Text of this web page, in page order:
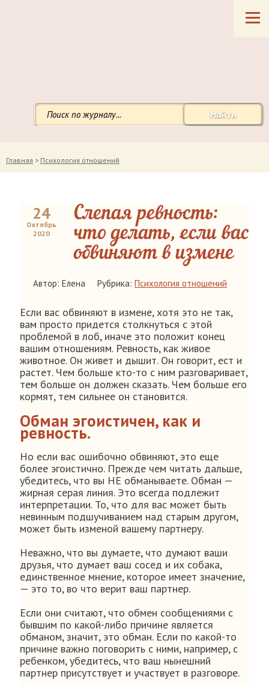
Найти
Главная > Психология отношений
24
Октябрь
2020
Слепая ревность:
что делать, если вас
обвиняют в измене
Автор: Елена Рубрика: Психология отношений
Если вас обвиняют в измене, хотя это не так,
вам просто придется столкнуться с этой
проблемой в лоб, иначе это положит конец
вашим отношениям. Ревность, как живое
животное. Он живет и дышит. Он говорит, ест и
растет. Чем больше кто-то с ним разговаривает,
тем больше он должен сказать. Чем больше его
кормят, тем сильнее он становится.
Обман эгоистичен, как и
ревность.
Но если вас ошибочно обвиняют, это еще
более эгоистично. Прежде чем читать дальше,
убедитесь, что вы НЕ обманываете. Обман —
жирная серая линия. Это всегда подлежит
интерпретации. То, что для вас может быть
невинным подшучиванием над старым другом,
может быть изменой вашему партнеру.
Неважно, что вы думаете, что думают ваши
друзья, что думает ваш сосед и их собака,
единственное мнение, которое имеет значение,
— это то, во что верит ваш партнер.
Если они считают, что обмен сообщениями с
бывшим по какой-либо причине является
обманом, значит, это обман. Если по какой-то
причине важно поговорить с ними, например, с
ребенком, убедитесь, что ваш нынешний
партнер присутствует и участвует в разговоре.